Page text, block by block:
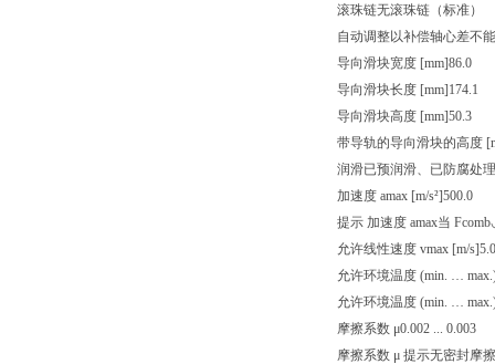
滚珠链无滚珠链（标准）
自动调整以补偿轴心差不
导向滑块宽度 [mm]86.0
导向滑块长度 [mm]174.1
导向滑块高度 [mm]50.3
带导轨的导向滑块的高度
润滑已预润滑、已防腐处理
加速度 amax [m/s²]500.0
提示 加速度 amax当
允许线性速度 vmax [m/s]5.0
允许环境温度 (min. …
允许环境温度 (min. …
摩擦系数 μ0.002 ... 0.003
摩擦系数 μ 提示无密封摩擦